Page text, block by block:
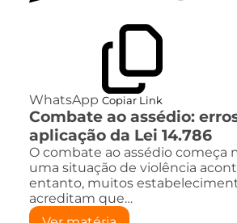
WhatsApp Copiar Link
Combate ao assédio:
aplicação da Lei 14.786
O combate ao assédio começa
uma situação de violência
entanto, muitos
acreditam que…